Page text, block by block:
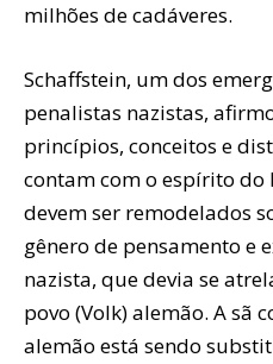
milhões de cadáveres.
Schaffstein, um dos
penalistas nazistas,
princípios, conceitos e
contam com o espírito
devem ser remodelados
gênero de pensamento e
nazista, que devia se
povo (Volk) alemão. A sã
alemão está sendo